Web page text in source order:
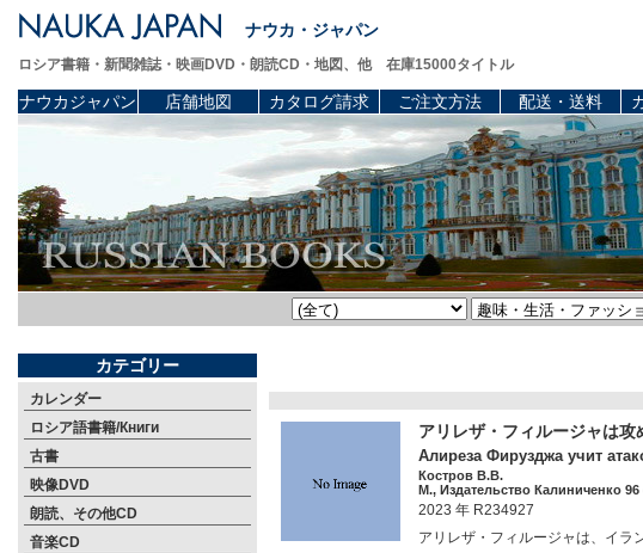
ナウカ・ジャパン
ロシア書籍・新聞雑誌・映画DVD・朗読CD・地図、他 在庫15000タイトル
ナウカジャパン 店舗地図 カタログ請求 ご注文方法 配送・送料
カテゴリー
カレンダー
ロシア語書籍/Книги
古書
映像DVD
朗読、その他CD
音楽CD
アリレザ・フィルージャは
Алиреза Фирузджа учит
Костров В.В.
М., Издательство Калиниченко 96
2023 年 R234927
アリレザ・フィルージャは、イラ